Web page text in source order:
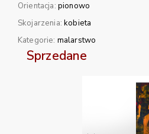
Orientacja: pionowo
Skojarzenia:kobieta
Kategorie: malarstwo
Sprzedane